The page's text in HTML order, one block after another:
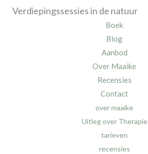
Verdiepingssessies in de natuur
Boek
Blog
Aanbod
Over Maaike
Recensies
Contact
over maaike
Uitleg over Therapie
tarieven
recensies